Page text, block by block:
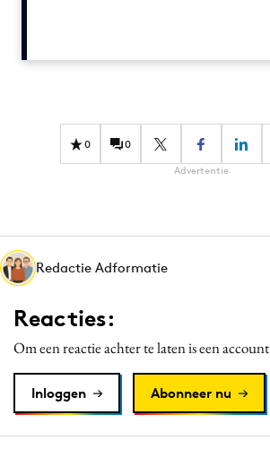
Design
Diversiteit
Effectiviteit
Martech
Media
Merkstrategie
Purpose Marketing
Reputatie & crisis
0 0
Advertentie
Redactie Adformatie
Reacties:
Om een reactie achter te laten is een
Inloggen Abonneer nu